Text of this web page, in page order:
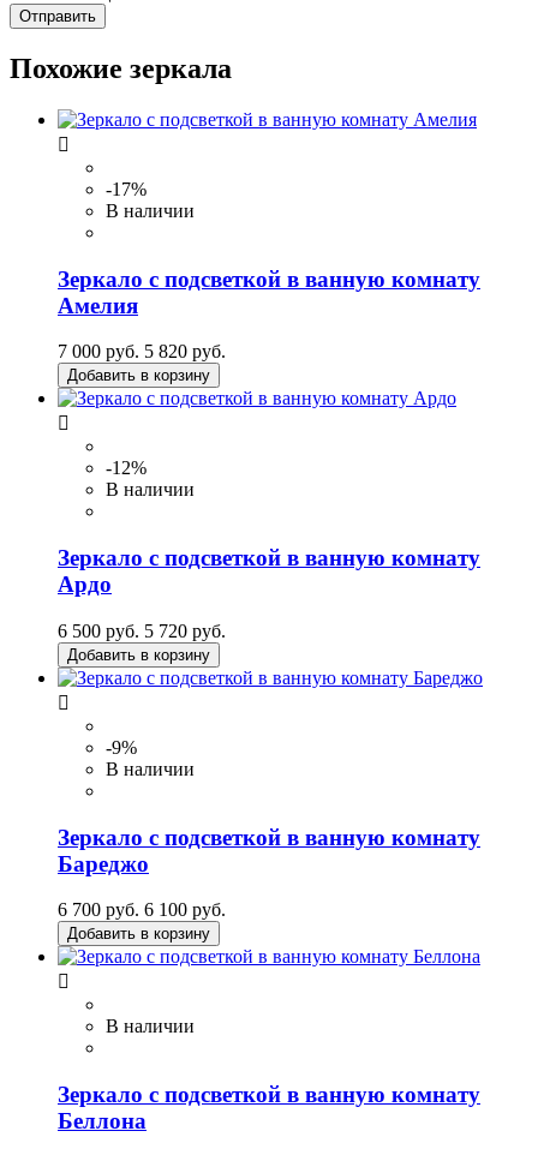
Похожие зеркала

-17%
В наличии
Зеркало с подсветкой в ванную комнату
Амелия
7 000 руб. 5 820 руб.
Добавить в корзину

-12%
В наличии
Зеркало с подсветкой в ванную комнату
Ардо
6 500 руб. 5 720 руб.
Добавить в корзину

-9%
В наличии
Зеркало с подсветкой в ванную комнату
Бареджо
6 700 руб. 6 100 руб.
Добавить в корзину

В наличии
Зеркало с подсветкой в ванную комнату
Беллона